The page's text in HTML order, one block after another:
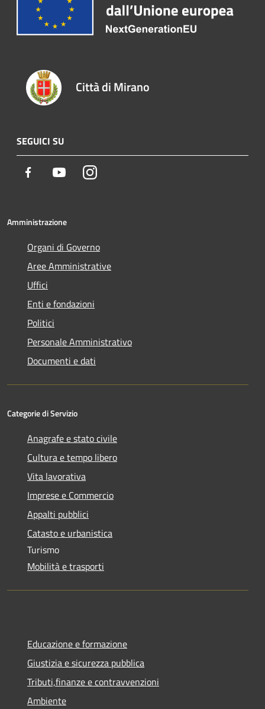
Città di Mirano
SEGUICI SU
Facebook YoutubeInstagram
Amministrazione
Organi di Governo
Aree Amministrative
Uffici
Enti e fondazioni
Politici
Personale Amministrativo
Documenti e dati
Categorie di Servizio
Anagrafe e stato civile
Cultura e tempo libero
Vita lavorativa
Imprese e Commercio
Appalti pubblici
Catasto e urbanistica
Turismo
Mobilità e trasporti
Educazione e formazione
Giustizia e sicurezza pubblica
Tributi,finanze e contravvenzioni
Ambiente